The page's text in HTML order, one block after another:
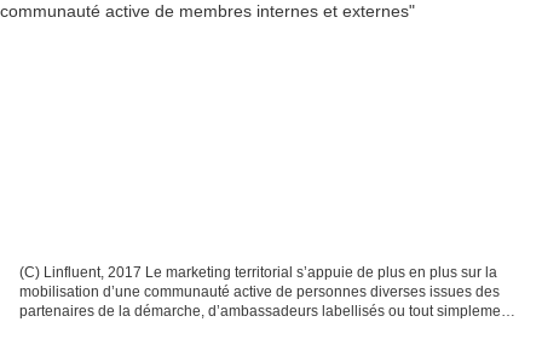
(C) Linfluent, 2017 Le marketing territorial s’appuie de plus en plus sur la
mobilisation d’une communauté active de personnes diverses issues des
partenaires de la démarche, d’ambassadeurs labellisés ou tout simplement